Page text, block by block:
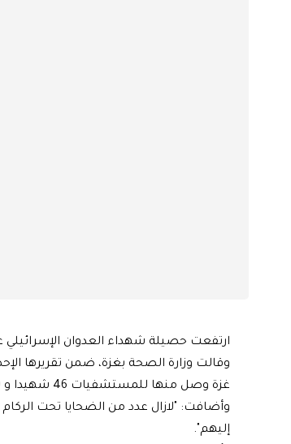
ارتفعت حصيلة شهداء العدوان الإسرائيلي على قطاع غزة إلى 36096 شهيدا
غزة وصل منها للمستشفيات 46 شهيدا و 110 إصابة خلال الـ 24 ساعة الماضية".
وأضافت: "لازال عدد من الضحايا تحت
إليهم".